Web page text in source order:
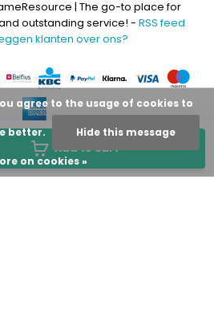
Add to cart
| The go-to place for
outstanding service! - RSS feed
klanten over ons?
agree to the usage of cookies to
better. Hide this message
on cookies »